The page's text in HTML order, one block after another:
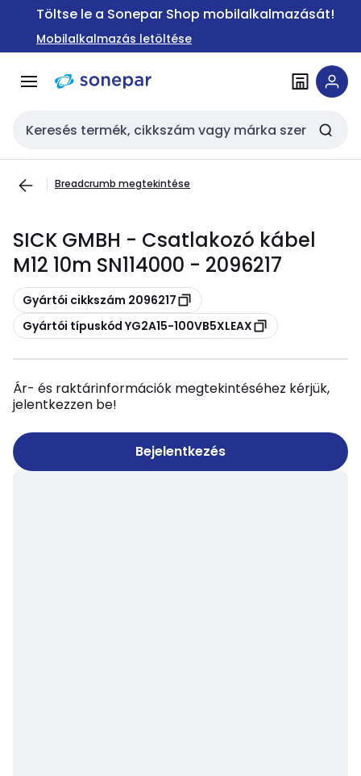
Ugrás a
Ugrás a
tartalomra
Töltse le a Sonepar Shop mobilalkalmazását!
Mobilalkalmazás letöltése
Keresési bemenet
Breadcrumb megtekintése
SICK GMBH - Csatlakozó kábel
M12 10m SN114000 - 2096217
Másolás
Gyártói cikkszám 2096217
Másolás
Gyártói típuskód YG2A15-100VB5XLEAX
Ár- és raktárinformációk megtekintéséhez kérjük,
jelentkezzen be!
Bejelentkezés